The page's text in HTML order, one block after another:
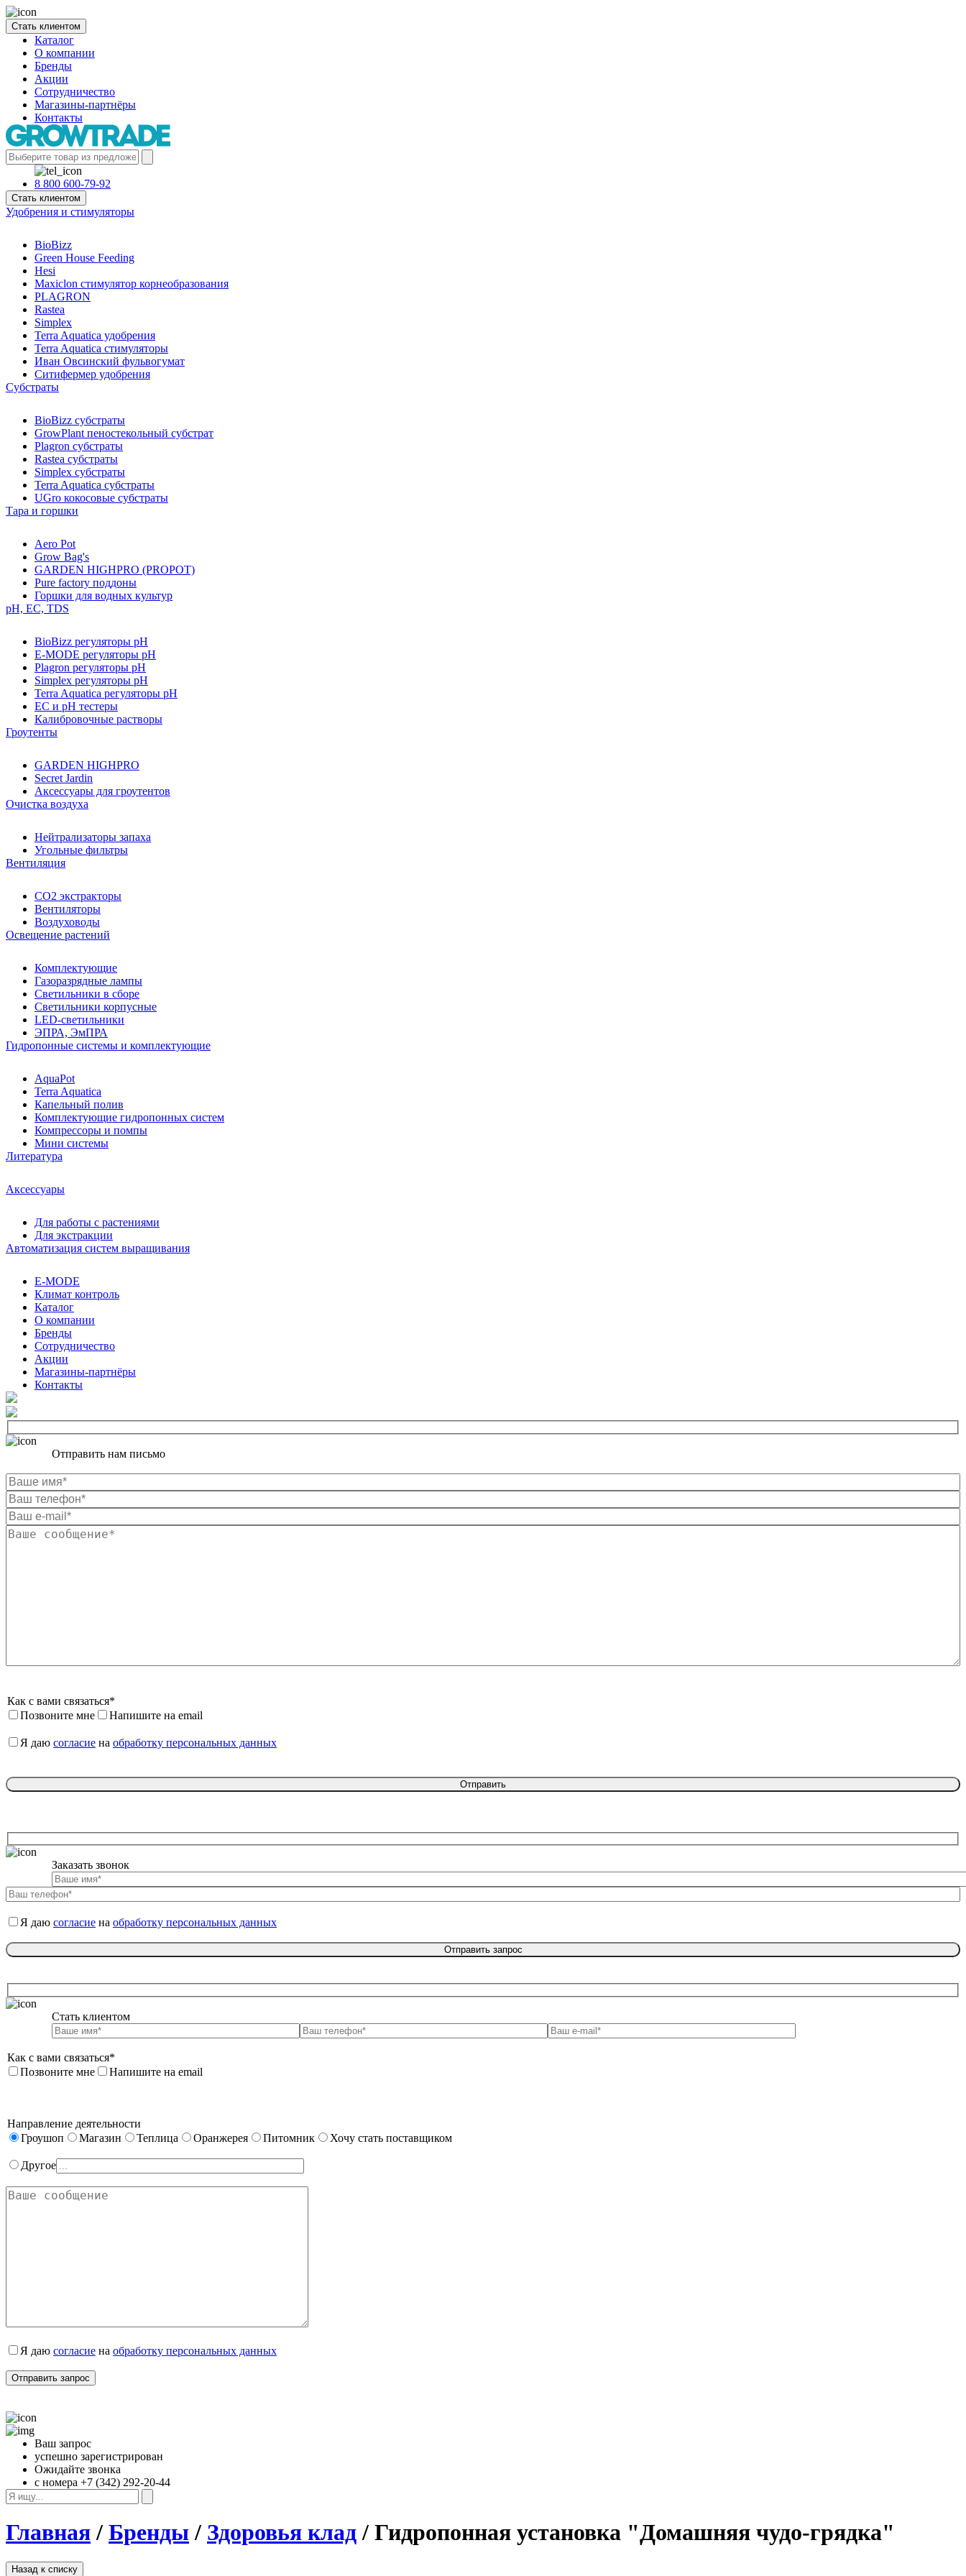
Стать клиентом
Каталог
О компании
Бренды
Акции
Сотрудничество
Магазины-партнёры
Контакты
8 800 600-79-92
Стать клиентом
Удобрения и стимуляторы
BioBizz
Green House Feeding
Hesi
Maxiclon стимулятор корнеобразования
PLAGRON
Rastea
Simplex
Terra Aquatica удобрения
Terra Aquatica стимуляторы
Иван Овсинский фульвогумат
Ситифермер удобрения
Субстраты
BioBizz cубстраты
GrowPlant пеностекольный субстрат
Plagron cубстраты
Rastea cубстраты
Simplex cубстраты
Terra Aquatica cубстраты
UGro кокосовые субстраты
Тара и горшки
Aero Pot
Grow Bag's
GARDEN HIGHPRO (PROPOT)
Pure factory поддоны
Горшки для водных культур
pH, EC, TDS
BioBizz регуляторы pH
E-MODE регуляторы pH
Plagron регуляторы pH
Simplex регуляторы pH
Terra Aquatica регуляторы pH
EC и pH тестеры
Калибровочные растворы
Гроутенты
GARDEN HIGHPRO
Secret Jardin
Аксессуары для гроутентов
Очистка воздуха
Нейтрализаторы запаха
Угольные фильтры
Вентиляция
CO2 экстракторы
Вентиляторы
Воздуховоды
Освещение растений
Комплектующие
Газоразрядные лампы
Светильники в сборе
Светильники корпусные
LED-светильники
ЭПРА, ЭмПРА
Гидропонные системы и комплектующие
AquaPot
Terra Aquatica
Капельный полив
Комплектующие гидропонных систем
Компрессоры и помпы
Мини системы
Литература
Аксессуары
Для работы с растениями
Для экстракции
Автоматизация систем выращивания
E-MODE
Климат контроль
Каталог
О компании
Бренды
Сотрудничество
Акции
Магазины-партнёры
Контакты
Отправить нам письмо
Как с вами связаться*
Позвоните мне
Напишите на email
Я даю согласие на обработку персональных данных
Заказать звонок
Я даю согласие на обработку персональных данных
Стать клиентом
Как с вами связаться*
Позвоните мне
Напишите на email
Направление деятельности
Гроушоп
Магазин Теплица Оранжерея Питомник Хочу стать поставщиком
Другое
Я даю согласие на обработку персональных данных
Ваш запрос
успешно зарегистрирован
Ожидайте звонка
с номера +7 (342) 292-20-44
Главная/ Бренды/ Здоровья клад/ Гидропонная установка "Домашняя чудо-грядка"
Назад к списку